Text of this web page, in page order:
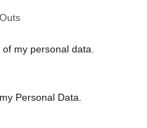
my personal data.
Personal Data.
!